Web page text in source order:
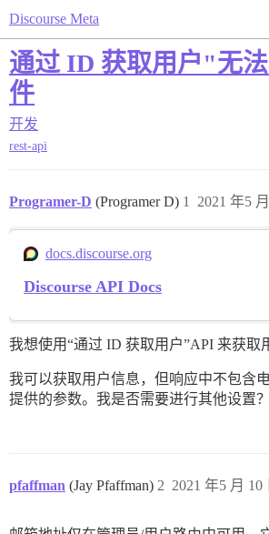
Discourse Meta
通过 ID 获取用户"无
件
开发
rest-api
Programer-D (Programer D) 2021 年5
1
docs.discourse.org
Discourse API Docs
我想使用“通过 ID 获取用户”API 来获取
我可以获取用户信息，但响应中不包含
提供的参数。我是否需要进行其他设置？
pfaffman (Jay Pfaffman) 2021 年5 月 10
2